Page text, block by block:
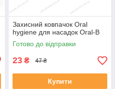
Захисний ковпачок Oral
hygiene для насадок Oral-B
Готово до відправки
23 ₴ 47 ₴
Купити